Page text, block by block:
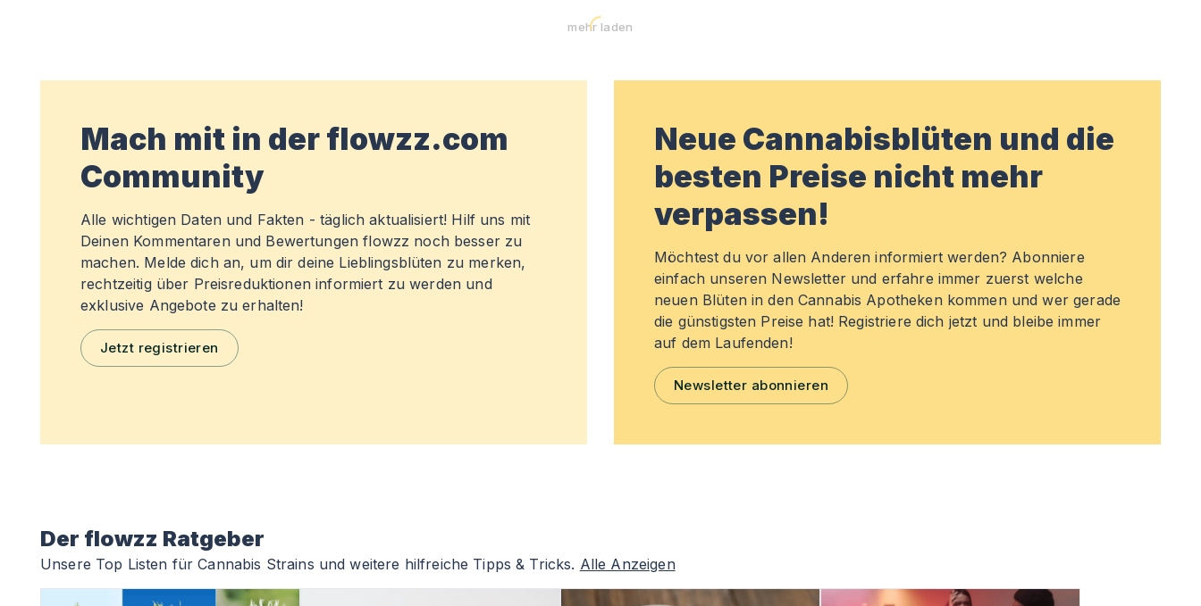
mehr laden
Mach mit in der flowzz.com
Community
Alle wichtigen Daten und Fakten - täglich aktualisiert! Hilf uns mit
Deinen Kommentaren und Bewertungen flowzz noch besser zu
machen. Melde dich an, um dir deine Lieblingsblüten zu merken,
rechtzeitig über Preisreduktionen informiert zu werden und
exklusive Angebote zu erhalten!
Jetzt registrieren
Neue Cannabisblüten und die
besten Preise nicht mehr
verpassen!
Möchtest du vor allen Anderen informiert werden? Abonniere
einfach unseren Newsletter und erfahre immer zuerst welche
neuen Blüten in den Cannabis Apotheken kommen und wer gerade
die günstigsten Preise hat! Registriere dich jetzt und bleibe immer
auf dem Laufenden!
Newsletter abonnieren
Der flowzz Ratgeber
Unsere Top Listen für Cannabis Strains und weitere hilfreiche Tipps & Tricks. Alle Anzeigen